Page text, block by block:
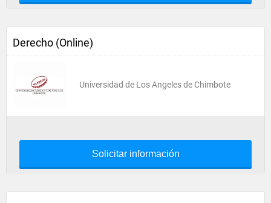
Derecho (Online)
Universidad de Los Angeles de Chimbote
Solicitar información